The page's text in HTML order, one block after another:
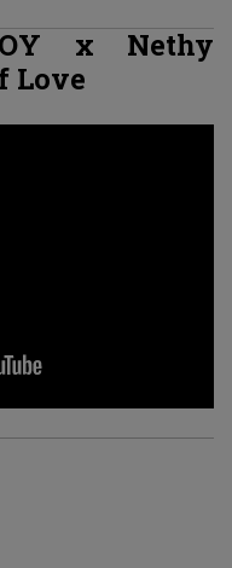
x Nethy
Love